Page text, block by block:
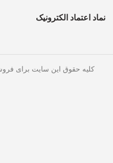
نماد اعتماد الکترونیک
کلیه حقوق این سایت برای